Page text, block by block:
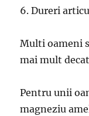
6. Dureri
Multi oameni
mai mult
Pentru unii
magneziu